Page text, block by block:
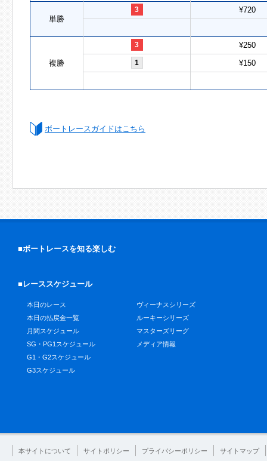
単勝
3 ¥720
複勝
3 ¥250
1 ¥150
ボートレースガイドはこちら
■ボートレースを知る楽しむ
■レーススケジュール
本日のレース
本日の払戻金一覧
月間スケジュール
SG・PG1スケジュール
G1・G2スケジュール
G3スケジュール
ヴィーナスシリーズ
ルーキーシリーズ
マスターズリーグ
メディア情報
本サイトについて サイトポリシー プライバシーポリシー サイトマップ